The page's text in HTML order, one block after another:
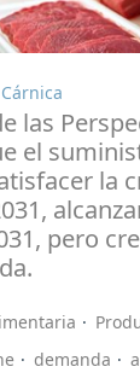
las
el
la
pero
demanda